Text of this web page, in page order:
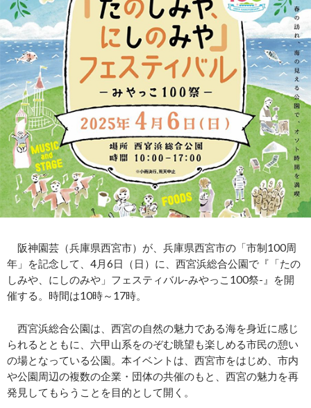
阪神園芸（兵庫県西宮市）が、兵庫県西宮市の「市制100周
年」を記念して、4月6日（日）に、西宮浜総合公園で『「たの
しみや、にしのみや」フェスティバル-みやっこ100祭-』を開
催する。時間は10時～17時。
西宮浜総合公園は、西宮の自然の魅力である海を身近に感じ
られるとともに、六甲山系をのぞむ眺望も楽しめる市民の憩い
の場となっている公園。本イベントは、西宮市をはじめ、市内
や公園周辺の複数の企業・団体の共催のもと、西宮の魅力を再
発見してもらうことを目的として開く。